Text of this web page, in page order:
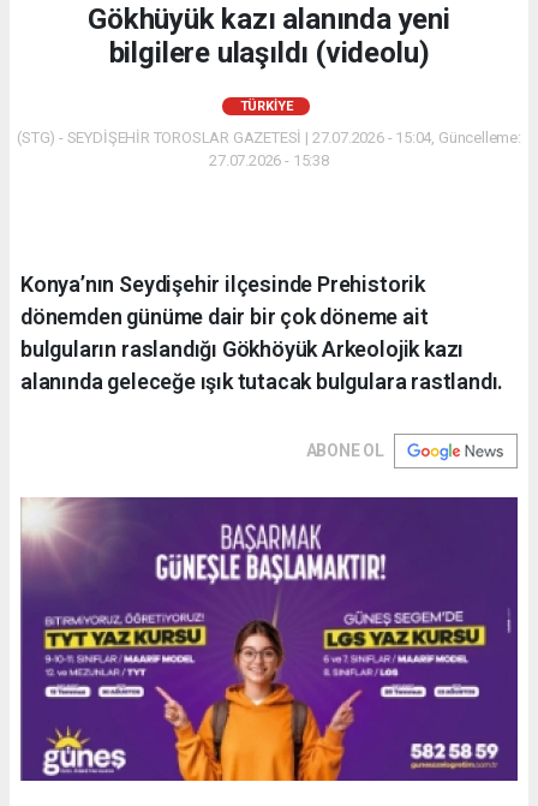
Gökhüyük kazı alanında yeni
bilgilere ulaşıldı (videolu)
TÜRKIYE
(STG) - SEYDİŞEHİR TOROSLAR GAZETESİ | 27.07.2026 - 15:04, Güncelleme:
27.07.2026 - 15:38
Konya’nın Seydişehir ilçesinde Prehistorik
dönemden günüme dair bir çok döneme ait
bulguların raslandığı Gökhöyük Arkeolojik kazı
alanında geleceğe ışık tutacak bulgulara rastlandı.
ABONE OL